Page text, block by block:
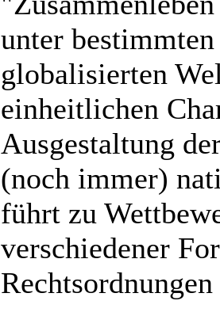
unter
globalisierten
einheitlichen
Ausgestaltung
(noch immer)
führt zu
verschiedener